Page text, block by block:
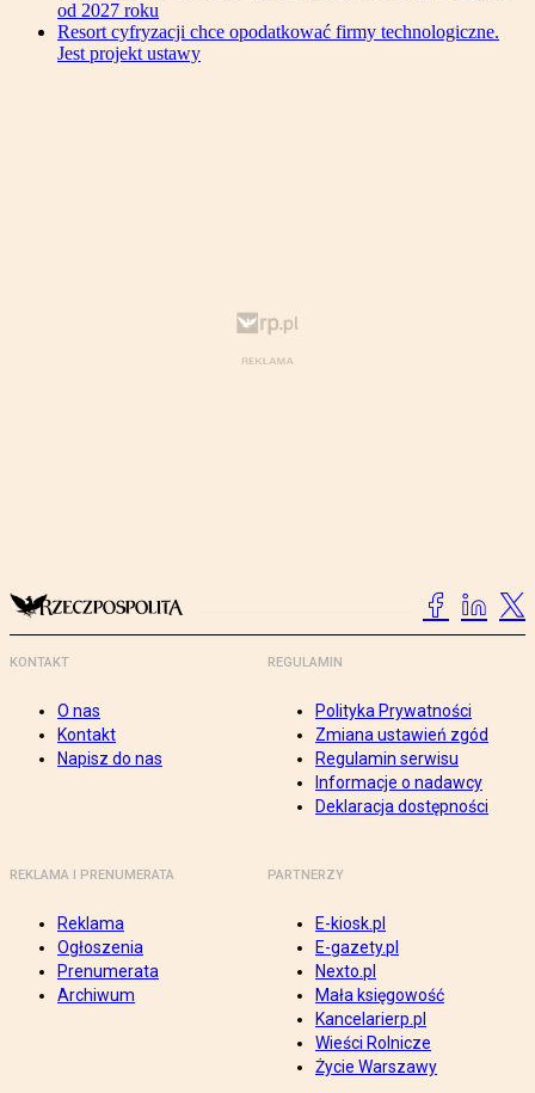
od 2027 roku
Resort cyfryzacji chce opodatkować firmy technologiczne.
Jest projekt ustawy
KONTAKT
O nas
Kontakt
Napisz do nas
REGULAMIN
Polityka Prywatności
Zmiana ustawień zgód
Regulamin serwisu
Informacje o nadawcy
Deklaracja dostępności
REKLAMA I PRENUMERATA
Reklama
Ogłoszenia
Prenumerata
Archiwum
PARTNERZY
E-kiosk.pl
E-gazety.pl
Nexto.pl
Mała księgowość
Kancelarierp.pl
Wieści Rolnicze
Życie Warszawy